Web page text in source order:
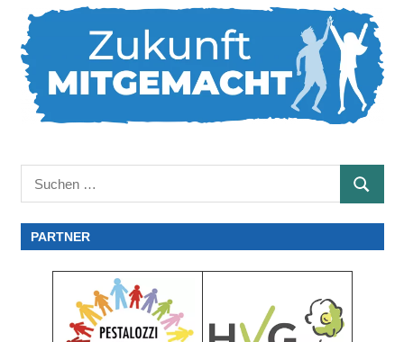
nach:
SUCHEN
PARTNER